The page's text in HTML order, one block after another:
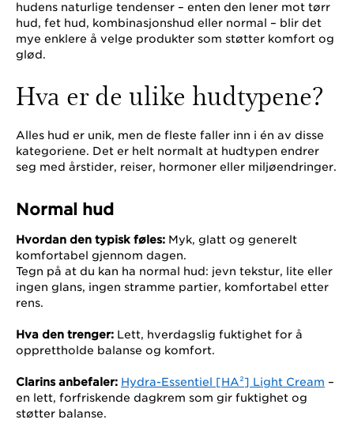
hudens naturlige tendenser – enten den lener mot tørr
hud, fet hud, kombinasjonshud eller normal – blir det
mye enklere å velge produkter som støtter komfort og
glød.
Hva er de ulike hudtypene?
Alles hud er unik, men de fleste faller inn i én av disse
kategoriene. Det er helt normalt at hudtypen endrer
seg med årstider, reiser, hormoner eller miljøendringer.
Normal hud
Hvordan den typisk føles: Myk, glatt og generelt
komfortabel gjennom dagen.
Tegn på at du kan ha normal hud: jevn tekstur, lite eller
ingen glans, ingen stramme partier, komfortabel etter
rens.
Hva den trenger: Lett, hverdagslig fuktighet for å
opprettholde balanse og komfort.
Clarins anbefaler: Hydra-Essentiel [HA²] Light Cream –
en lett, forfriskende dagkrem som gir fuktighet og
støtter balanse.